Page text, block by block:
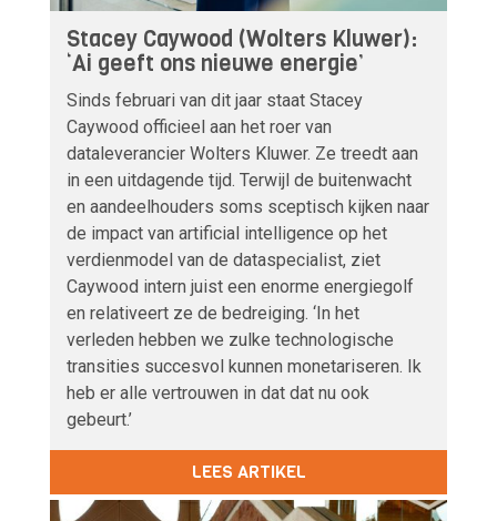
Stacey Caywood (Wolters Kluwer):
‘Ai geeft ons nieuwe energie’
Sinds februari van dit jaar staat Stacey
Caywood officieel aan het roer van
dataleverancier Wolters Kluwer. Ze treedt aan
in een uitdagende tijd. Terwijl de buitenwacht
en aandeelhouders soms sceptisch kijken naar
de impact van artificial intelligence op het
verdienmodel van de dataspecialist, ziet
Caywood intern juist een enorme energiegolf
en relativeert ze de bedreiging. ‘In het
verleden hebben we zulke technologische
transities succesvol kunnen monetariseren. Ik
heb er alle vertrouwen in dat dat nu ook
gebeurt.’
LEES ARTIKEL